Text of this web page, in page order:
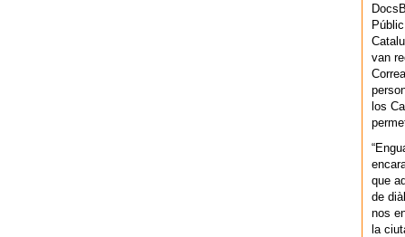
van
los
que
de
nos
la